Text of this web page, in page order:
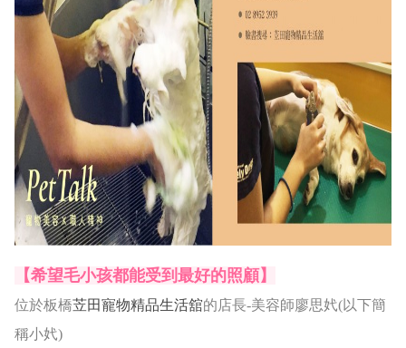
【希望毛小孩都能受到最好的照顧】
位於板橋苙田寵物精品生活舘的店長-美容師廖思㚤(以下簡
稱小㚤)